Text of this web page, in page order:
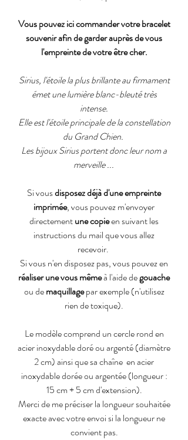
Vous pouvez ici commander votre bracelet
souvenir afin de garder auprès de vous
l'empreinte de votre être cher.
Sirius, l'étoile la plus brillante au firmament
émet une lumière blanc-bleuté très
intense.
Elle est l'étoile principale de la constellation
du Grand Chien.
Les bijoux Sirius portent donc leur nom a
merveille ...
Si vousdisposez déjà d'une empreinte
imprimée, vous pouvez m'envoyer
directementune copieen suivant les
instructions du mail que vous allez
recevoir.
Si vous n'en disposez pas, vous pouvez en
réaliser une vous mêmeà l'aide degouache
ou demaquillagepar exemple (n'utilisez
rien de toxique).
Le modèle comprend un cercle rond en
acier inoxydable doré ou argenté (diamètre
2 cm) ainsi que sa chaîne en acier
inoxydable dorée ou argentée (longueur :
15 cm + 5 cm d'extension).
Merci de me préciser la longueur souhaitée
exacte avec votre envoi si la longueur ne
convient pas.